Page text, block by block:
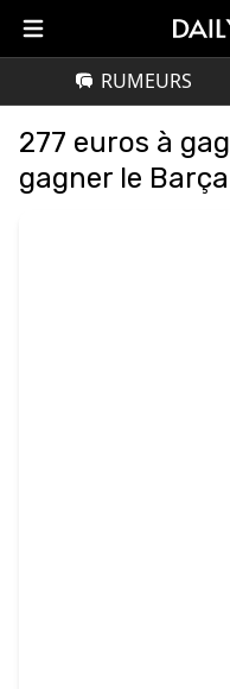
RUMEURS
277 euros à
gagner le